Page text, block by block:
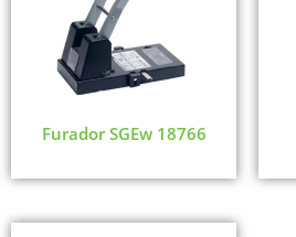
Furador SGEw 18766